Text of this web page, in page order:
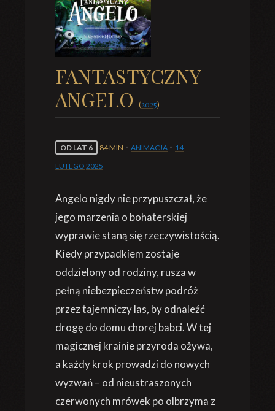
FANTASTYCZNY
ANGELO (2025)
OD LAT 6 84 MIN - ANIMACJA - 14
LUTEGO 2025
Angelo nigdy nie przypuszczał, że
jego marzenia o bohaterskiej
wyprawie staną się rzeczywistością.
Kiedy przypadkiem zostaje
oddzielony od rodziny, rusza w
pełną niebezpieczeństw podróż
przez tajemniczy las, by odnaleźć
drogę do domu chorej babci. W tej
magicznej krainie przyroda ożywa,
a każdy krok prowadzi do nowych
wyzwań – od nieustraszonych
czerwonych mrówek po olbrzyma z